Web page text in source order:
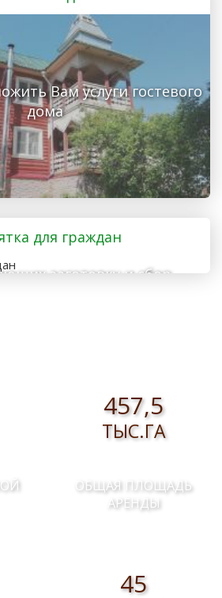
Вам услуги гостевого
дома
для граждан
заготовку и сбор
457,5
ТЫС.ГА
ОБЩАЯ ПЛОЩАДЬ
АРЕНДЫ
45